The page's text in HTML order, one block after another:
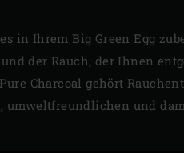
in Ihrem Big Green Egg
der Rauch, der Ihnen
Charcoal gehört
umweltfreundlichen und